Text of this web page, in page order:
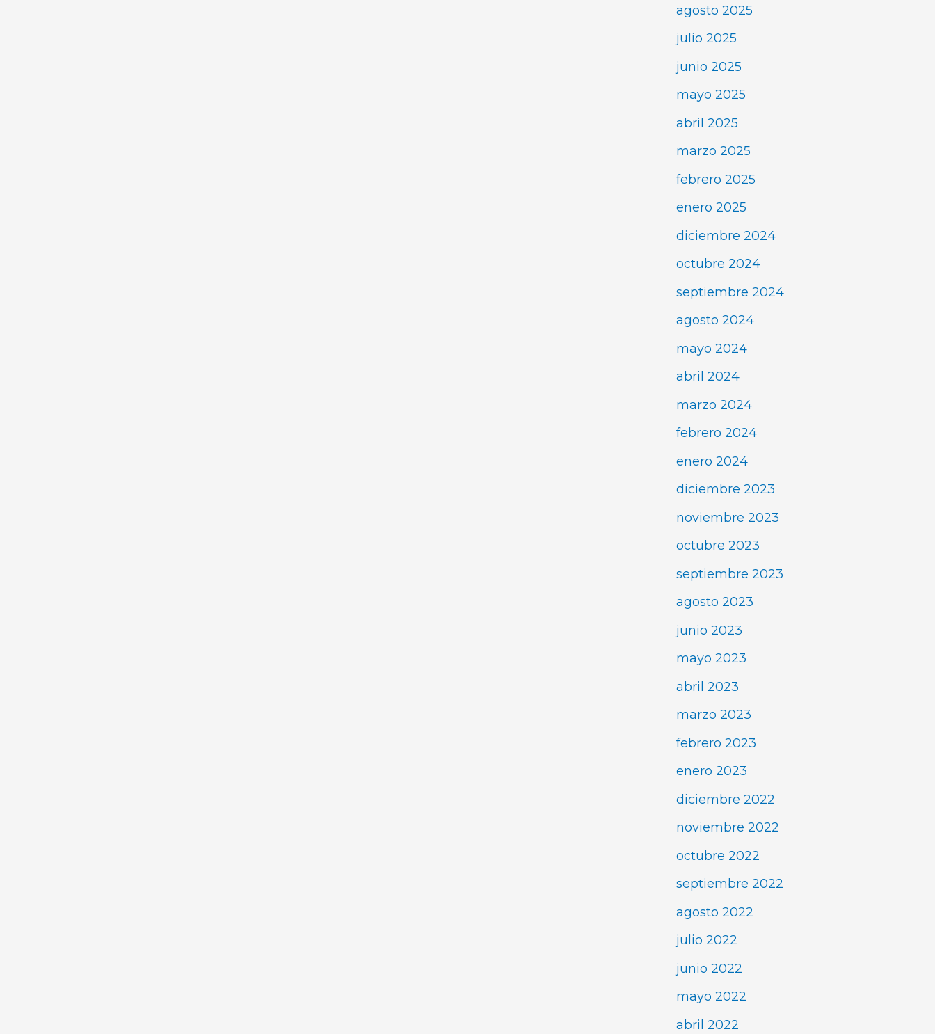
agosto 2025
julio 2025
junio 2025
mayo 2025
abril 2025
marzo 2025
febrero 2025
enero 2025
diciembre 2024
octubre 2024
septiembre 2024
agosto 2024
mayo 2024
abril 2024
marzo 2024
febrero 2024
enero 2024
diciembre 2023
noviembre 2023
octubre 2023
septiembre 2023
agosto 2023
junio 2023
mayo 2023
abril 2023
marzo 2023
febrero 2023
enero 2023
diciembre 2022
noviembre 2022
octubre 2022
septiembre 2022
agosto 2022
julio 2022
junio 2022
mayo 2022
abril 2022